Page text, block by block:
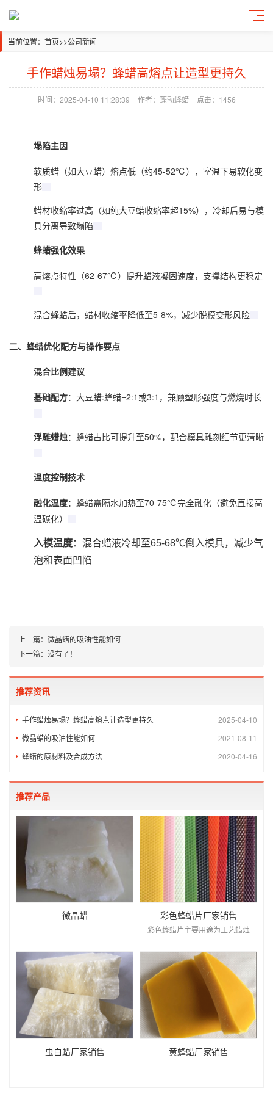
当前位置： 首页>>公司新闻
手作蜡烛易塌？蜂蜡高熔点让造型更持久
时间：2025-04-10 11:28:39 作者：蓬勃蜂蜡 点击：1456
塌陷主因
软质蜡（如大豆蜡）熔点低（约45-52℃），室温下易软化变
形‌
蜡材收缩率过高（如纯大豆蜡收缩率超15%），冷却后易与模
具分离导致塌陷‌
蜂蜡强化效果
高熔点特性（62-67℃）提升蜡液凝固速度，支撑结构更稳定‌
混合蜂蜡后，蜡材收缩率降低至5-8%，减少脱模变形风险‌
二、 蜂蜡优化配方与操作要点
混合比例建议
基础配方‌：大豆蜡:蜂蜡=2:1或3:1，兼顾塑形强度与燃烧时长‌
浮雕蜡烛‌： 蜂蜡占比可提升至50%，配合模具雕刻细节更清晰‌
温度控制技术
融化温度‌：蜂蜡需隔水加热至70-75℃完全融化（避免直接高
温碳化）‌
入模温度‌：混合蜡液冷却至65-68℃倒入模具，减少气
泡和表面凹陷‌
上一篇： 微晶蜡的吸油性能如何
下一篇： 没有了！
推荐资讯
2025-04-10
手作蜡烛易塌？蜂蜡高熔点让造型更持久
2021-08-11
微晶蜡的吸油性能如何
2020-04-16
蜂蜡的原材料及合成方法
推荐产品
微晶蜡 彩色蜂蜡片厂家销售
彩色蜂蜡片主要用途为工艺蜡烛
虫白蜡厂家销售 黄蜂蜡厂家销售